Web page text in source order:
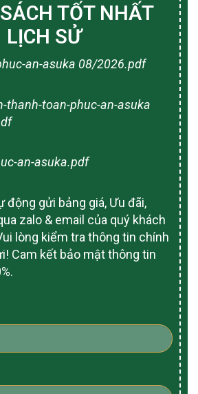
TỐT NHẤT
LỊCH SỬ
an-asuka 08/2026.pdf
thanh-toan-phuc-an-asuka
an-asuka.pdf
động gửi bảng giá, Ưu đãi,
zalo & email của quý khách
lòng kiểm tra thông tin chính
Cam kết bảo mật thông tin